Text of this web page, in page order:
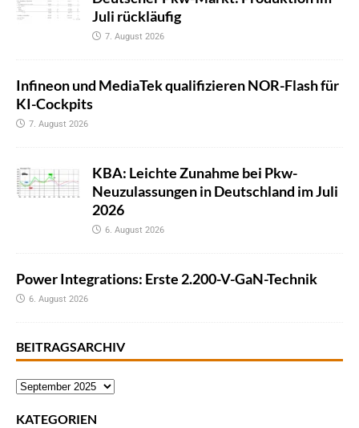
Juli rückläufig
7. August 2026
Infineon und MediaTek qualifizieren NOR-Flash für
KI-Cockpits
7. August 2026
KBA: Leichte Zunahme bei Pkw-
Neuzulassungen in Deutschland im Juli
2026
6. August 2026
Power Integrations: Erste 2.200-V-GaN-Technik
6. August 2026
BEITRAGSARCHIV
KATEGORIEN